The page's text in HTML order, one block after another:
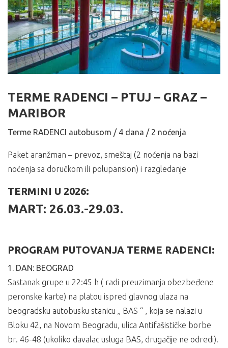
TERME RADENCI – PTUJ – GRAZ –
MARIBOR
Terme RADENCI autobusom / 4 dana / 2 noćenja
Paket aranžman – prevoz, smeštaj (2 noćenja na bazi
noćenja sa doručkom ili polupansion) i razgledanje
TERMINI U 2026:
MART: 26.03.-29.03.
PROGRAM PUTOVANJA TERME RADENCI:
1. DAN: BEOGRAD
Sastanak grupe u 22:45 h ( radi preuzimanja obezbeđene
peronske karte) na platou ispred glavnog ulaza na
beogradsku autobusku stanicu „ BAS “ , koja se nalazi u
Bloku 42, na Novom Beogradu, ulica Antifašističke borbe
br. 46-48 (ukoliko davalac usluga BAS, drugačije ne odredi).